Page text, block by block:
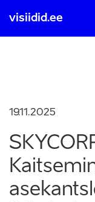
visiidid.ee
tingimustega, mis
19.11.2025